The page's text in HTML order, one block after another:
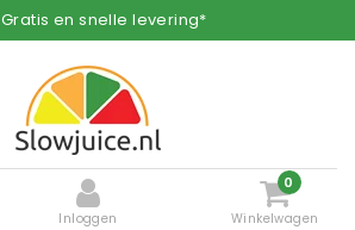
Gratis en snelle levering*
Inloggen
0
Winkelwagen